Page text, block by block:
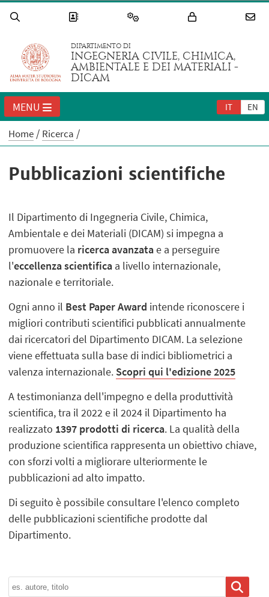
DIPARTIMENTO DI
INGEGNERIA CIVILE, CHIMICA,
AMBIENTALE E DEI MATERIALI -
DICAM
IT EN
MENU
Home Ricerca
Pubblicazioni scientifiche
Il Dipartimento di Ingegneria Civile, Chimica,
Ambientale e dei Materiali (DICAM) si impegna a
promuovere la ricerca avanzatae a perseguire
l'eccellenza scientifica a livello internazionale,
nazionale e territoriale.
Ogni anno il Best Paper Award intende riconoscere i
migliori contributi scientifici pubblicati annualmente
dai ricercatori del Dipartimento DICAM. La selezione
viene effettuata sulla base di indici bibliometrici a
valenza internazionale. Scopri qui l'edizione 2025
A testimonianza dell'impegno e della produttività
scientifica, tra il 2022 e il 2024 il Dipartimento ha
realizzato 1397 prodotti di ricerca. La qualità della
produzione scientifica rappresenta un obiettivo chiave,
con sforzi volti a migliorare ulteriormente le
pubblicazioni ad alto impatto.
Di seguito è possibile consultare l'elenco completo
delle pubblicazioni scientifiche prodotte dal
Dipartimento.